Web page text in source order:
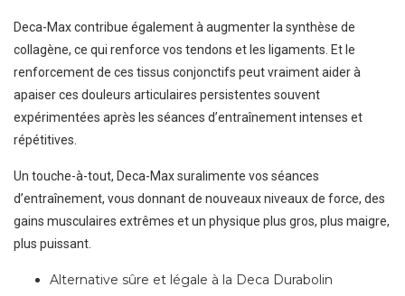
Deca-Max contribue également à augmenter la synthèse de
collagène, ce qui renforce vos tendons et les ligaments. Et le
renforcement de ces tissus conjonctifs peut vraiment aider à
apaiser ces douleurs articulaires persistentes souvent
expérimentées après les séances d’entraînement intenses et
répétitives.
Un touche-à-tout, Deca-Max suralimente vos séances
d’entraînement, vous donnant de nouveaux niveaux de force, des
gains musculaires extrêmes et un physique plus gros, plus maigre,
plus puissant.
Alternative sûre et légale à la Deca Durabolin